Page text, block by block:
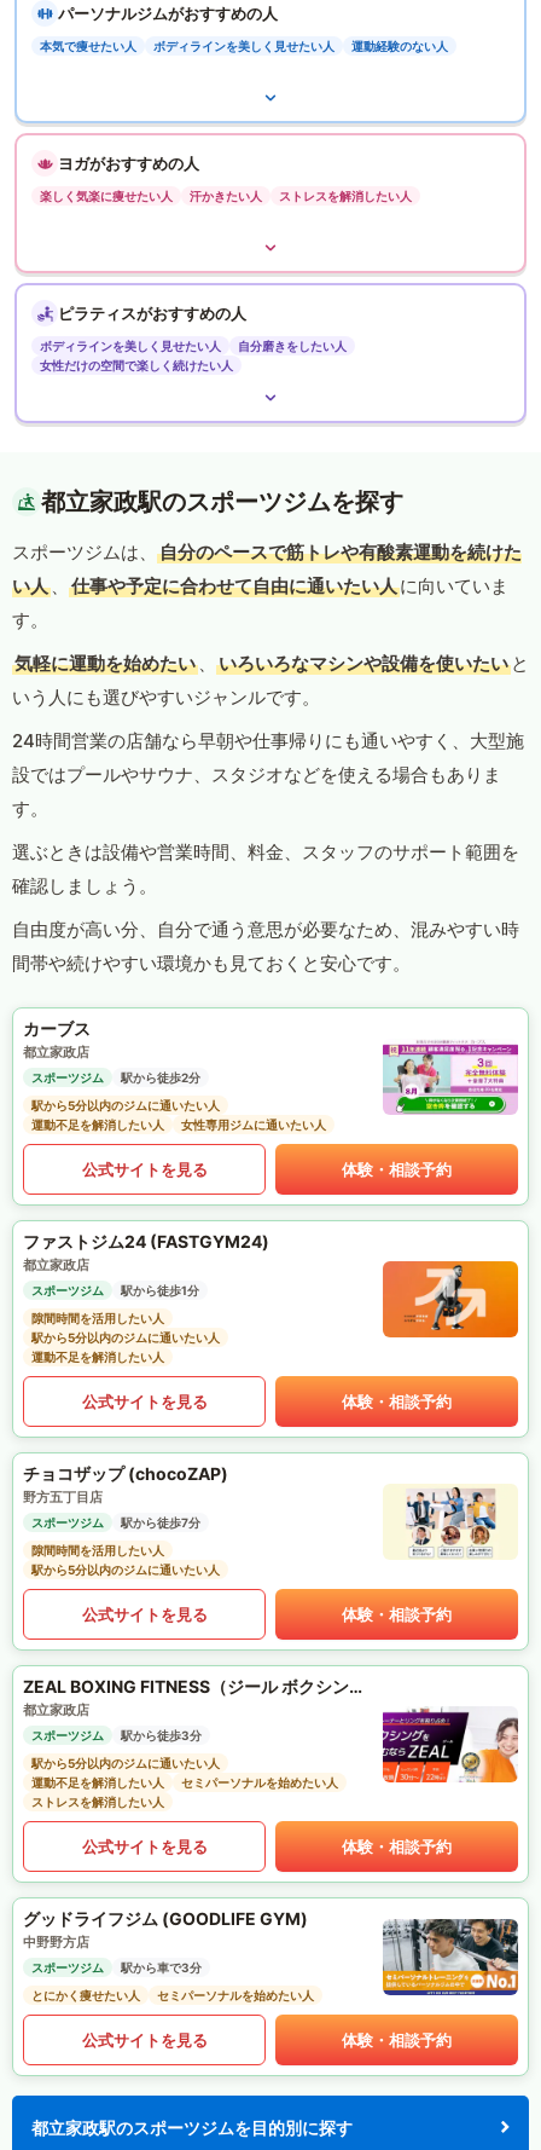
パーソナルジムがおすすめの人
本気で痩せたい人 ボディラインを美しく見せたい人 運動経験のない人
ヨガがおすすめの人
楽しく気楽に痩せたい人 汗かきたい人 ストレスを解消したい人
ピラティスがおすすめの人
ボディラインを美しく見せたい人
自分磨きをしたい人
女性だけの空間で楽しく続けたい人
都立家政駅のスポーツジムを探す
スポーツジムは、
自分のペースで筋トレや有酸素運動を続けた
い人 、 仕事や予定に合わせて自由に通いたい人に向いていま
す。
気軽に運動を始めたい 、 いろいろなマシンや設備を使いたい と
いう人にも選びやすいジャンルです。
24時間営業の店舗なら早朝や仕事帰りにも通いやすく、大型施
設ではプールやサウナ、スタジオなどを使える場合もありま
す。
選ぶときは設備や営業時間、料金、スタッフのサポート範囲を
確認しましょう。
自由度が高い分、自分で通う意思が必要なため、混みやすい時
間帯や続けやすい環境かも見ておくと安心です。
カーブス
都立家政店
スポーツジム
駅から徒歩2分
駅から5分以内のジムに通いたい人
運動不足を解消したい人
女性専用ジムに通いたい人
公式サイトを見る 体験・相談予約
ファストジム24 (FASTGYM24)
都立家政店
スポーツジム
駅から徒歩1分
隙間時間を活用したい人
駅から5分以内のジムに通いたい人
運動不足を解消したい人
公式サイトを見る 体験・相談予約
チョコザップ (chocoZAP)
野方五丁目店
スポーツジム
駅から徒歩7分
隙間時間を活用したい人
駅から5分以内のジムに通いたい人
公式サイトを見る 体験・相談予約
ZEAL BOXING FITNESS（ジール ボクシング フィットネス）
都立家政店
スポーツジム
駅から徒歩3分
駅から5分以内のジムに通いたい人
運動不足を解消したい人
セミパーソナルを始めたい人
ストレスを解消したい人
公式サイトを見る 体験・相談予約
グッドライフジム (GOODLIFE GYM)
中野野方店
スポーツジム
駅から車で3分
とにかく痩せたい人
セミパーソナルを始めたい人
公式サイトを見る 体験・相談予約
都立家政駅のスポーツジムを目的別に探す